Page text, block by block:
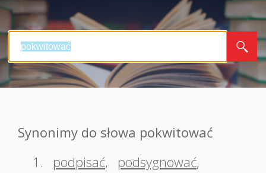
Synonimy do słowa pokwitować
1.
podpisać, podsygnować,